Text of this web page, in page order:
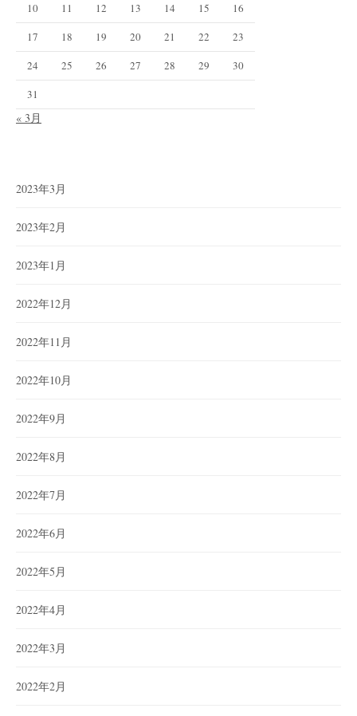
10
11 12 13 14 15
16
17
18 19 20 21 22
23
24
25 26 27 28 29
30
31
« 3月
2023年3月
2023年2月
2023年1月
2022年12月
2022年11月
2022年10月
2022年9月
2022年8月
2022年7月
2022年6月
2022年5月
2022年4月
2022年3月
2022年2月